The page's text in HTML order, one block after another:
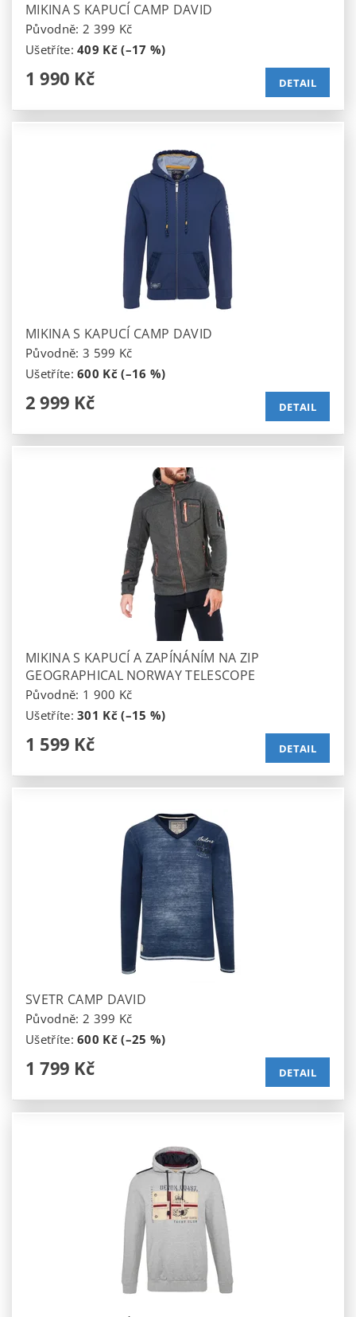
MIKINA S KAPUCÍ CAMP DAVID
Původně: 2 399 Kč
Ušetříte:409 Kč (–17 %)
1 990 Kč DETAIL
MIKINA S KAPUCÍ CAMP DAVID
Původně: 3 599 Kč
Ušetříte:600 Kč (–16 %)
2 999 Kč DETAIL
MIKINA S KAPUCÍ A ZAPÍNÁNÍM NA ZIP
GEOGRAPHICAL NORWAY TELESCOPE
Původně: 1 900 Kč
Ušetříte:301 Kč (–15 %)
1 599 Kč DETAIL
SVETR CAMP DAVID
Původně: 2 399 Kč
Ušetříte:600 Kč (–25 %)
1 799 Kč DETAIL